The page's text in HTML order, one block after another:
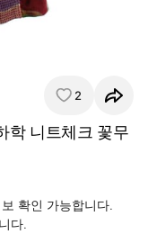
2
학 니트체크 꽃무
확인 가능합니다.
다.